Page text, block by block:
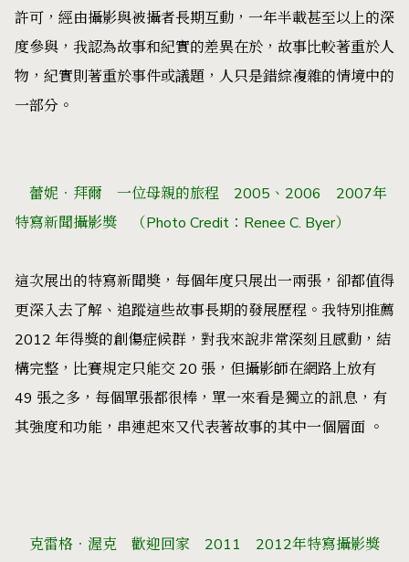
許可，經由攝影與被攝者長期互動，一年半載甚至以上的深
度參與，我認為故事和紀實的差異在於，故事比較著重於人
物，紀實則著重於事件或議題，人只是錯綜複雜的情境中的
一部分。
蕾妮 ‧拜爾 一位母親的旅程 2005、2006 2007年
特寫新聞攝影獎
（Photo Credit： Renee C. Byer）
這次展出的特寫新聞奬，每個年度只展出一兩張，卻都值得
更深入去了解、追蹤這些故事長期的發展歷程。我特別推薦
2012 年得獎的創傷症候群 ，對我來說非常深刻且感動，結
構完整，比賽規定只能交 20 張，但攝影師在網路上放有
49 張之多，每個單張都很棒，單一來看是獨立的訊息，有
其強度和功能，串連起來又代表著故事的其中一個層面 。
克雷格 ‧渥克 歡迎回家 2011 2012年特寫攝影獎